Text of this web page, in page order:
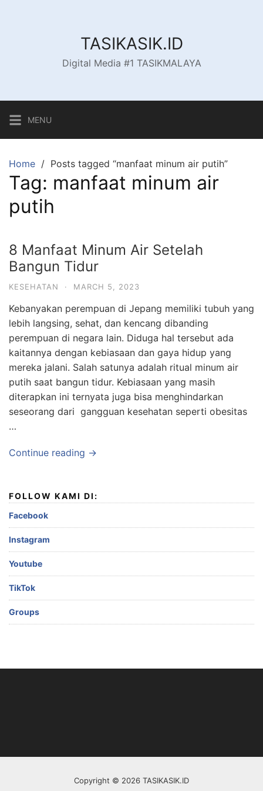
TASIKASIK.ID
Digital Media #1 TASIKMALAYA
MENU
Home Posts tagged “manfaat minum air putih”
Tag: manfaat minum air
putih
8 Manfaat Minum Air Setelah
Bangun Tidur
KESEHATAN · MARCH 5, 2023
Kebanyakan perempuan di Jepang memiliki tubuh yang
lebih langsing, sehat, dan kencang dibanding
perempuan di negara lain. Diduga hal tersebut ada
kaitannya dengan kebiasaan dan gaya hidup yang
mereka jalani. Salah satunya adalah ritual minum air
putih saat bangun tidur. Kebiasaan yang masih
diterapkan ini ternyata juga bisa menghindarkan
seseorang dari gangguan kesehatan seperti obesitas
…
Continue reading →
FOLLOW KAMI DI:
Facebook
Instagram
Youtube
TikTok
Groups
Copyright © 2026 TASIKASIK.ID